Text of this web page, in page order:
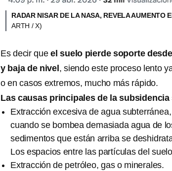
RADAR NISAR DE LA NASA, REVELA AUMENTO
ARTH / X)
Es decir queel suelo pierde soporte
y baja de nivel , siendo este proceso lento
o en casos extremos, mucho más rápido.
Las causas principales de la subsidencia
Extracción excesiva de agua
cuando se bombea demasiada agua de
sedimentos que están arriba se
Los espacios entre las partículas del
Extracción de petróleo, gas o minerales.